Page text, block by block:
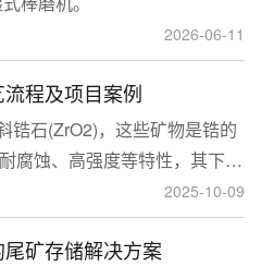
2026-06-11
程及项目案例
锆石(ZrO2)，这些矿物是锆的
腐蚀、高强度等特性，其下游
材料、铸造、电子和化工等多
锆基合金中的需求不断增长。
2025-10-09
矿存储解决方案